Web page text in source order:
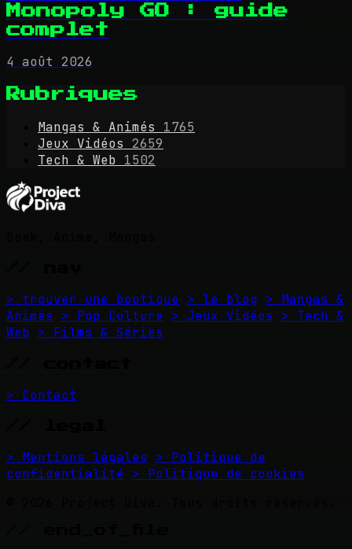
Monopoly GO : guide
complet
4 août 2026
Rubriques
Mangas & Animés
1765
Jeux Vidéos
2659
Tech & Web 1502
> trouver une boutique > le blog > Mangas &
Animés
> Pop Culture > Jeux Vidéos
> Tech &
Web > Films & Séries
> Contact
> Mentions légales
> Politique de
confidentialité > Politique de cookies